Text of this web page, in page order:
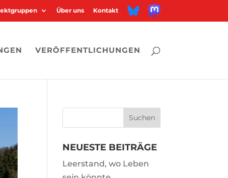
Über uns Kontakt
B
u
M
a
n
VERÖFFENTLICHUNGEN
NEUESTE BEITRÄGE
Leerstand, wo Leben